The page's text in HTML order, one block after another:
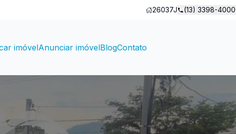
26037J (13) 3398-4000
imóvelAnunciar imóvelBlogContato